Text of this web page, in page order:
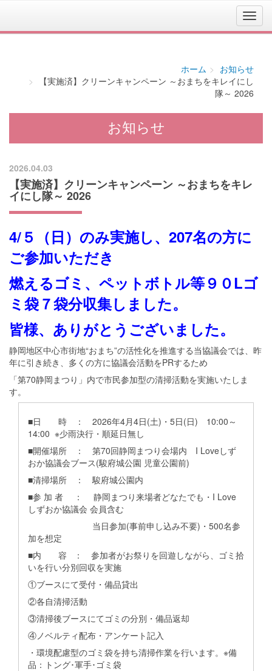
ホーム
お知らせ
【実施済】クリーンキャンペーン ～おまちをキレイにし
隊～ 2026
お知らせ
2026.04.03
【実施済】クリーンキャンペーン ～おまちをキレ
イにし隊～ 2026
4/５（日）のみ実施し、207名の方に
ご参加いただき
燃えるゴミ、ペットボトル等９０Lゴ
ミ袋７袋分収集しました。
皆様、ありがとうございました。
静岡地区中心市街地“おまち”の活性化を推進する当協議会では、昨
年に引き続き、多くの方に協議会活動をPRするため
「第70静岡まつり」内で市民参加型の清掃活動を実施いたしま
す。
■日 時 ： 2026年4月4日(土)・5日(日) 10:00～
14:00 ※少雨決行・順延日無し
■開催場所 ： 第70回静岡まつり会場内 I Loveしず
おか協議会ブース(駿府城公園 児童公園前)
■清掃場所 ： 駿府城公園内
■参 加 者 ： 静岡まつり来場者どなたでも・I Love
しずおか協議会 会員含む
当日参加(事前申し込み不要)・500名参
加を想定
■内 容 ： 参加者がお祭りを回遊しながら、ゴミ拾
いを行い分別回収を実施
①ブースにて受付・備品貸出
②各自清掃活動
③清掃後ブースにてゴミの分別・備品返却
④ノベルティ配布・アンケート記入
・環境配慮型のゴミ袋を持ち清掃作業を行います。※備
品：トング･軍手･ゴミ袋